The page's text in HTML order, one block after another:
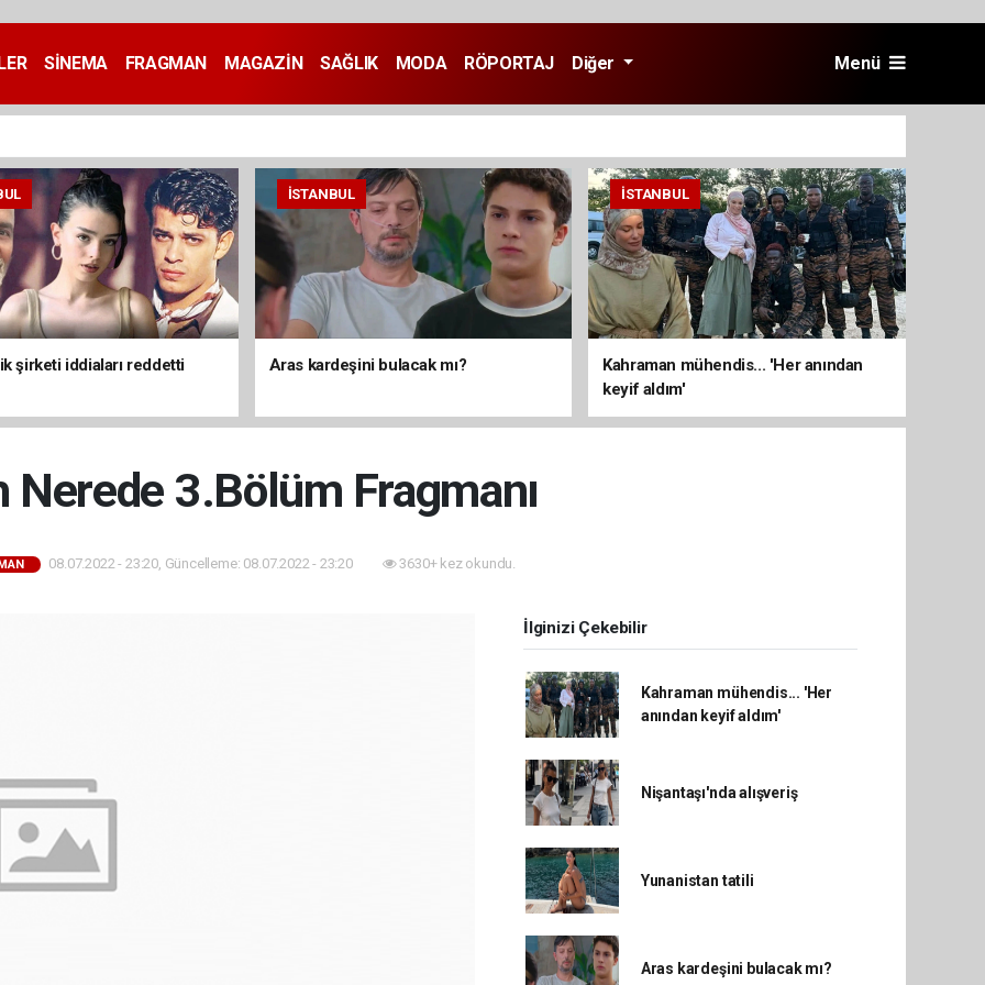
SİNEMA FRAGMAN MAGAZİN SAĞLIK MODA RÖPORTAJ Diğer Menü
şirketi iddiaları reddetti
İSTANBUL
Aras kardeşini bulacak mı?
İSTANBUL
Kahraman mühendis... 'Her anından
keyif aldım'
Nerede 3.Bölüm Fragmanı
08.07.2022 - 23:20, Güncelleme: 08.07.2022 - 23:20 3630+ kez okundu.
İlginizi Çekebilir
Kahraman mühendis... 'Her
anından keyif aldım'
Nişantaşı'nda alışveriş
Yunanistan tatili
Aras kardeşini bulacak mı?